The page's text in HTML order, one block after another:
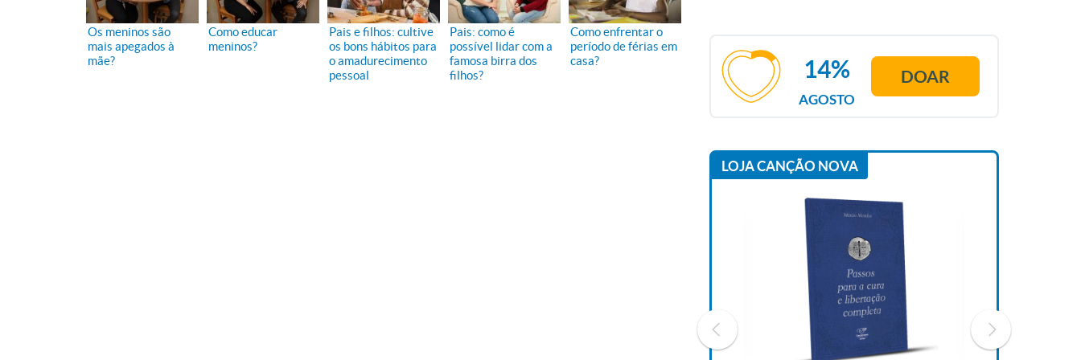
Os meninos são
mais apegados à
mãe?
Como educar
meninos?
Pais e filhos: cultive
os bons hábitos para
o amadurecimento
pessoal
Pais: como é
possível lidar com a
famosa birra dos
filhos?
Como enfrentar o
período de férias em
casa?
AGOSTO
14% DOAR
LOJA CANÇÃO NOVA